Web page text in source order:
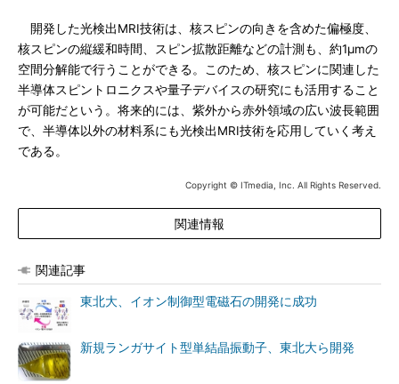
開発した光検出MRI技術は、核スピンの向きを含めた偏極度、
核スピンの縦緩和時間、スピン拡散距離などの計測も、約1μmの
空間分解能で行うことができる。このため、核スピンに関連した
半導体スピントロニクスや量子デバイスの研究にも活用すること
が可能だという。将来的には、紫外から赤外領域の広い波長範囲
で、半導体以外の材料系にも光検出MRI技術を応用していく考え
である。
Copyright © ITmedia, Inc. All Rights Reserved.
関連情報
関連記事
東北大、イオン制御型電磁石の開発に成功
新規ランガサイト型単結晶振動子、東北大ら開発